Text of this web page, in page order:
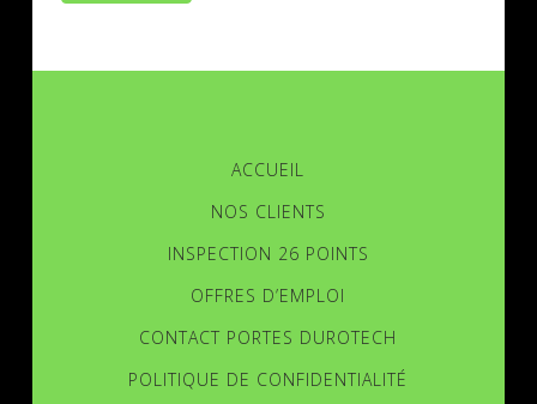
ACCUEIL
NOS CLIENTS
INSPECTION 26 POINTS
OFFRES D’EMPLOI
CONTACT PORTES DUROTECH
POLITIQUE DE CONFIDENTIALITÉ